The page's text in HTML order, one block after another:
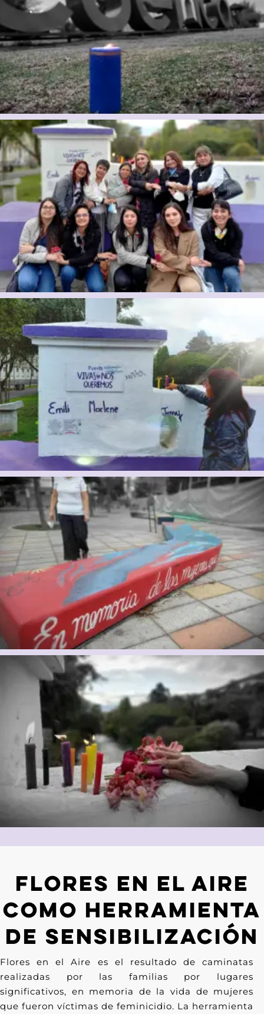
Flores en el Aire
como herramienta
de sensibilización
Flores en el Aire es el resultado de caminatas
realizadas por las familias por lugares
significativos, en memoria de la vida de mujeres
que fueron víctimas de feminicidio. La herramienta